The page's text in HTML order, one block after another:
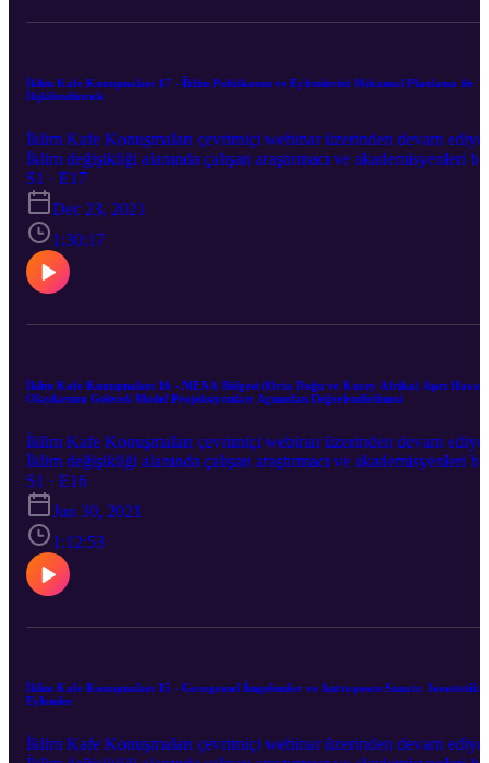
İklim Kafe Konuşmaları 17 - İklim Politikasını ve Eylemlerini Mekansal Planlama ile
İlişkilendirmek
İklim Kafe Konuşmaları çevrimiçi webinar üzerinden devam
İklim değişikliği alanında çalışan araştırmacı ve akademisyenleri bir
araya getirdiğimiz İklim Kafe Konuşmaları’nın onyedincisi “İklim
Politikasını ve Eylemlerini Mekansal Planlama ile İlişkilendirmek,”
22 Aralık'ta Ümit Şahin’in moderatörlüğünde Osman Balaban ile
gerçekleşti. SHOW LESS
S1 · E17
Dec 23, 2021
1:30:17
İklim Kafe Konuşmaları 16 - MENA Bölgesi (Orta Doğu ve Kuzey Afrika) Aşırı Hava
Olaylarının Gelecek Model Projeksiyonları Açısından Değerlendirilmesi
İklim Kafe Konuşmaları çevrimiçi webinar üzerinden devam
İklim değişikliği alanında çalışan araştırmacı ve akademisyenleri bir
araya getirdiğimiz İklim Kafe Konuşmaları’nın onaltıncısı “MENA
Bölgesi (Orta Doğu ve Kuzey Afrika) Aşırı Hava Olaylarının
Gelecek Model Projeksiyonları Açısından Değerlendirilmesi,” 30
Haziran'da Ümit Şahin’in moderatörlüğünde Tuğba Öztürk ile
gerçekleşti.
S1 · E16
Jun 30, 2021
1:12:53
İklim Kafe Konuşmaları 15 - Gezegensel İmgelemler ve Antroposen Sanatı: Jeoestetik
Eylemler
İklim Kafe Konuşmaları çevrimiçi webinar üzerinden devam